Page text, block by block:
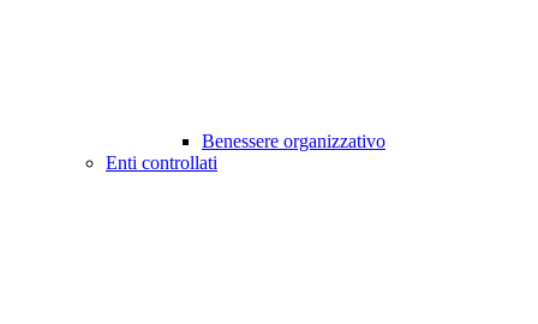
Benessere organizzativo
Enti controllati